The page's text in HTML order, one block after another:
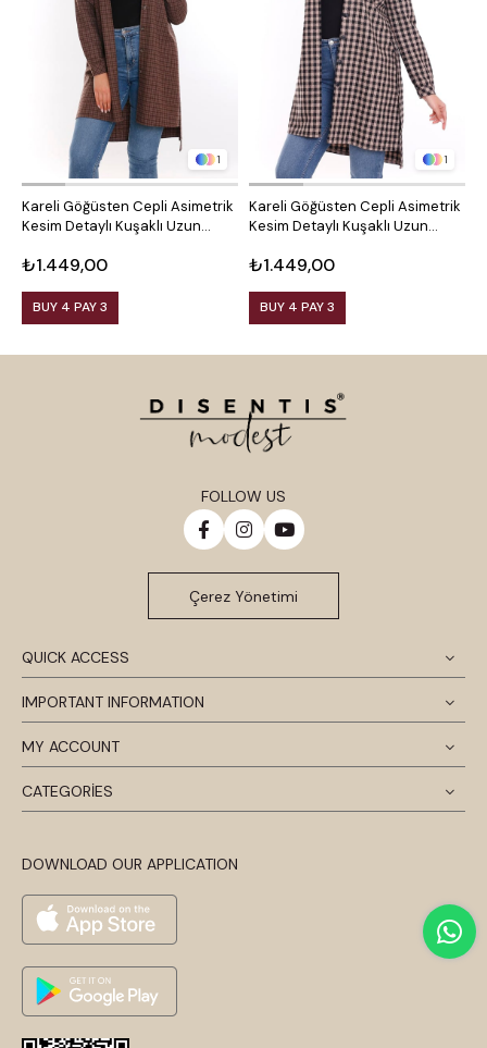
1
Kareli Göğüsten Cepli Asimetrik
Kesim Detaylı Kuşaklı Uzun
₺1.449,00
BUY 4 PAY 3
1
Kareli Göğüsten Cepli Asimetrik
Kesim Detaylı Kuşaklı Uzun
₺1.449,00
BUY 4 PAY 3
QUICK ACCESS
IMPORTANT INFORMATION
MY ACCOUNT
CATEGORİES
DOWNLOAD OUR APPLICATION
FOLLOW US
Çerez Yönetimi